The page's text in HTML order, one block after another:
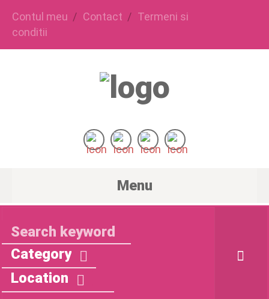
Contul meu Contact
Termeni si
conditii
Menu
Category
Location